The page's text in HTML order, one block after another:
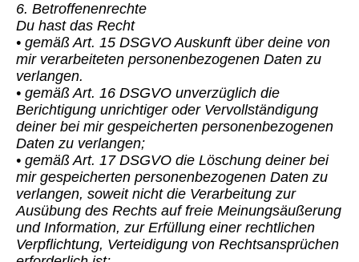
6. Betroffenenrechte
Du hast das Recht
• gemäß Art. 15 DSGVO Auskunft über deine von
mir verarbeiteten personenbezogenen Daten zu
verlangen.
• gemäß Art. 16 DSGVO unverzüglich die
Berichtigung unrichtiger oder Vervollständigung
deiner bei mir gespeicherten personenbezogenen
Daten zu verlangen;
• gemäß Art. 17 DSGVO die Löschung deiner bei
mir gespeicherten personenbezogenen Daten zu
verlangen, soweit nicht die Verarbeitung zur
Ausübung des Rechts auf freie Meinungsäußerung
und Information, zur Erfüllung einer rechtlichen
Verpflichtung, Verteidigung von Rechtsansprüchen